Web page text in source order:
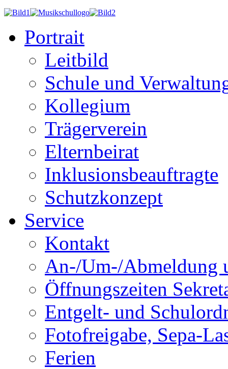
Portrait
Leitbild
Schule und
Kollegium
Trägerverein
Elternbeirat
Inklusionsbeauftragte
Schutzkonzept
Service
Kontakt
An-/Um-/Abmeldung
Öffnungszeiten
Entgelt- und
Fotofreigabe, Sepa-
Ferien